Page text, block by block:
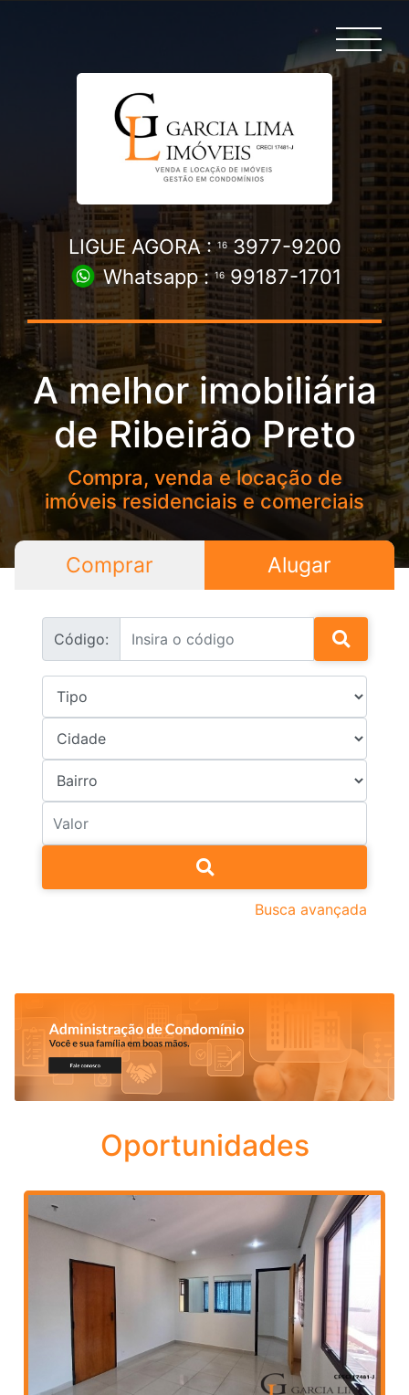
LIGUE AGORA :163977-9200
Whatsapp :1699187-1701
A melhor imobiliária
de Ribeirão Preto
Compra, venda e locação de
imóveis residenciais e comerciais
Comprar Alugar
Código:
Busca avançada
Oportunidades